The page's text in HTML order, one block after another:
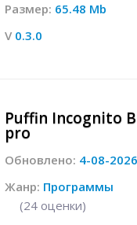
Размер: 65.48 Mb
V 0.3.0
Puffin Incognito
pro
Обновлено: 4-08-
Жанр: Программы
(24оценки)